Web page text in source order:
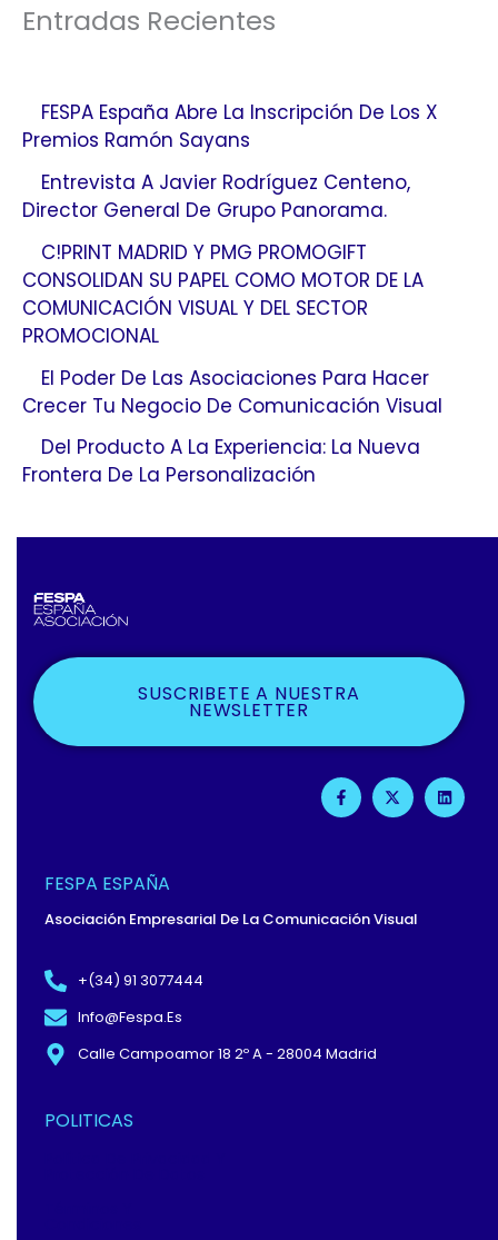
Entradas Recientes
FESPA España Abre La Inscripción De Los X
Premios Ramón Sayans
Entrevista A Javier Rodríguez Centeno,
Director General De Grupo Panorama.
C!PRINT MADRID Y PMG PROMOGIFT
CONSOLIDAN SU PAPEL COMO MOTOR DE LA
COMUNICACIÓN VISUAL Y DEL SECTOR
PROMOCIONAL
El Poder De Las Asociaciones Para Hacer
Crecer Tu Negocio De Comunicación Visual
Del Producto A La Experiencia: La Nueva
Frontera De La Personalización
SUSCRIBETE A NUESTRA
NEWSLETTER
F
A
C
F
X
-
T
L
I
N
FESPA ESPAÑA
Asociación Empresarial De La Comunicación Visual
+(34) 91 3077444
Info@fespa.es
Calle Campoamor 18 2º A - 28004 Madrid
POLITICAS